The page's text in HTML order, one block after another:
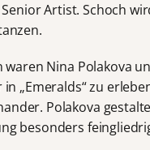
Artist. Schoch
Nina Polakova
„Emeralds“ zu
Polakova
besonders